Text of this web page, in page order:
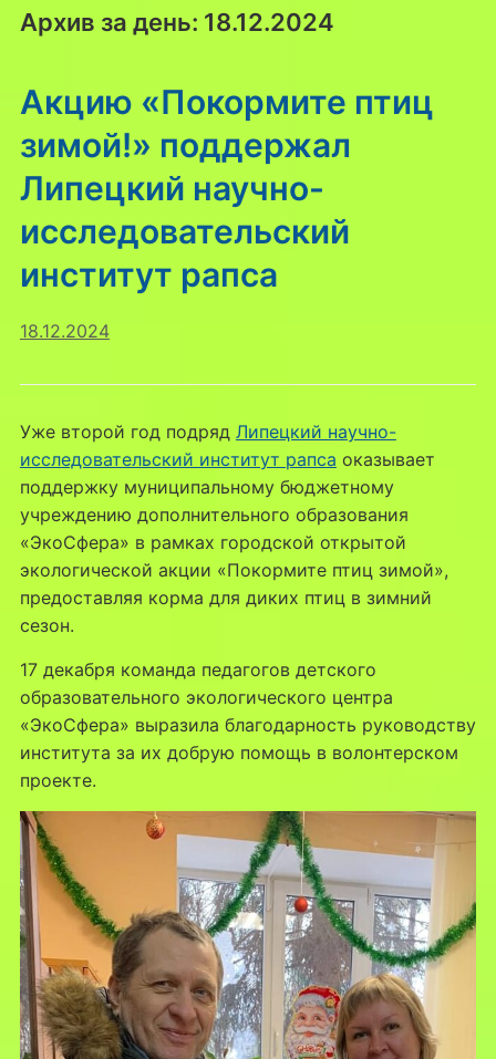
Архив за день: 18.12.2024
Акцию «Покормите птиц
зимой!» поддержал
Липецкий научно-
исследовательский
институт рапса
18.12.2024
Уже второй год подряд Липецкий научно-
исследовательский институт рапса оказывает
поддержку муниципальному бюджетному
учреждению дополнительного образования
«ЭкоСфера» в рамках городской открытой
экологической акции «Покормите птиц зимой»,
предоставляя корма для диких птиц в зимний
сезон.
17 декабря команда педагогов детского
образовательного экологического центра
«ЭкоСфера» выразила благодарность руководству
института за их добрую помощь в волонтерском
проекте.